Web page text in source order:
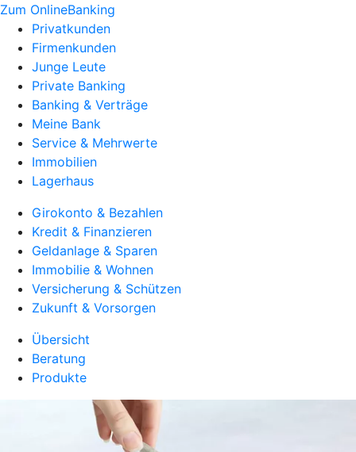
Zum OnlineBanking
Privatkunden
Firmenkunden
Junge Leute
Private Banking
Banking & Verträge
Meine Bank
Service & Mehrwerte
Immobilien
Lagerhaus
Girokonto & Bezahlen
Kredit & Finanzieren
Geldanlage & Sparen
Immobilie & Wohnen
Versicherung & Schützen
Zukunft & Vorsorgen
Übersicht
Beratung
Produkte